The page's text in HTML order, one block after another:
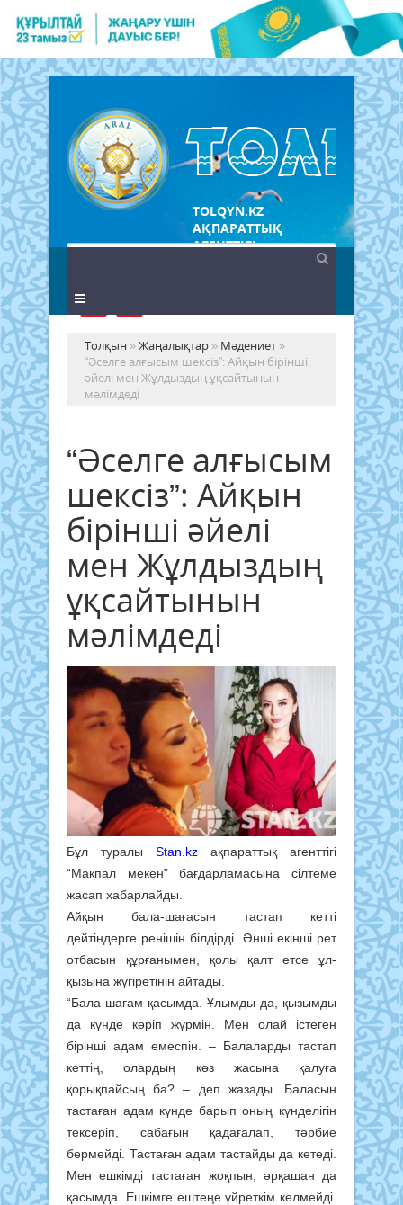
TOLQYN.KZ
АҚПАРАТТЫҚ
АГЕНТТІГІ
Толқын »Жаңалықтар » Мәдениет »
“Әселге алғысым шексіз”: Айқын бірінші
әйелі мен Жұлдыздың ұқсайтынын
мәлімдеді
“Әселге алғысым
шексіз”: Айқын
бірінші әйелі
мен Жұлдыздың
ұқсайтынын
мәлімдеді
Бұл туралы Stan.kz ақпараттық агенттігі
“Мақпал мекен” бағдарламасына сілтеме
жасап хабарлайды.
Айқын бала-шағасын тастап кетті
дейтіндерге ренішін білдірді. Әнші екінші рет
отбасын құрғанымен, қолы қалт етсе ұл-
қызына жүгіретінін айтады.
“Бала-шағам қасымда. Ұлымды да, қызымды
да күнде көріп жүрмін. Мен олай істеген
бірінші адам емеспін. – Балаларды тастап
кеттің, олардың көз жасына қалуға
қорықпайсың ба? – деп жазады. Баласын
тастаған адам күнде барып оның күнделігін
тексеріп, сабағын қадағалап, тәрбие
бермейді. Тастаған адам тастайды да кетеді.
Мен ешкімді тастаған жоқпын, әрқашан да
қасымда. Ешкімге ештеңе үйреткім келмейді.